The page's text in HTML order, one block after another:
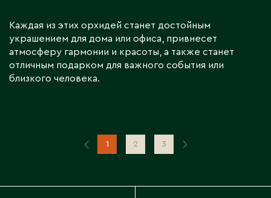
Каждая из этих орхидей станет достойным
украшением для дома или офиса, привнесет
атмосферу гармонии и красоты, а также станет
отличным подарком для важного события или
близкого человека.
1 2 3